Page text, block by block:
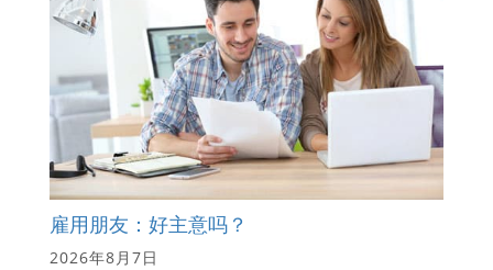
雇用朋友：好主意吗？
2026年8月7日